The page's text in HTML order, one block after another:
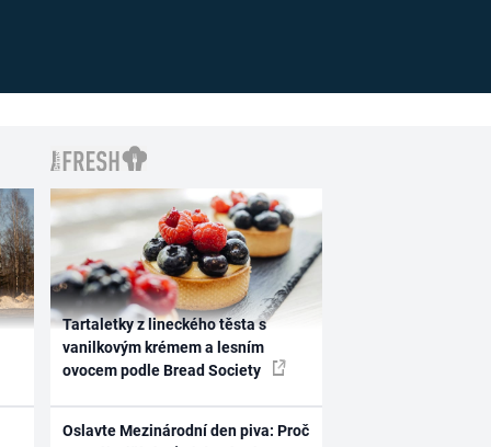
Tartaletky z lineckého těsta s
vanilkovým krémem a lesním
ovocem podle Bread Society
Oslavte Mezinárodní den piva: Proč